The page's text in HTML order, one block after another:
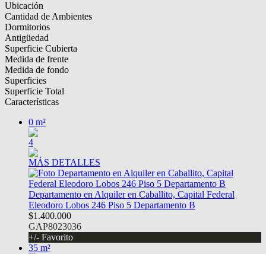
Ubicación
Cantidad de Ambientes
Dormitorios
Antigüedad
Superficie Cubierta
Medida de frente
Medida de fondo
Superficies
Superficie Total
Características
0 m²
4
MÁS DETALLES
Departamento en Alquiler en Caballito, Capital Federal
Eleodoro Lobos 246 Piso 5 Departamento B
$1.400.000
GAP8023036
+/- Favorito
35 m²